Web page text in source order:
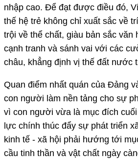
nhập cao. Để đạt được điều đó,
thế hệ trẻ không chỉ xuất sắc về
trội về thể chất, giàu bản sắc văn
cạnh tranh và sánh vai với các
châu, khẳng định vị thế đất nước
Quan điểm nhất quán của Đảng
con người làm nền tảng cho sự
vì con người vừa là mục đích
lực chính thúc đẩy sự phát triển
kinh tế - xã hội phải hướng tới
cầu tinh thần và vật chất ngày